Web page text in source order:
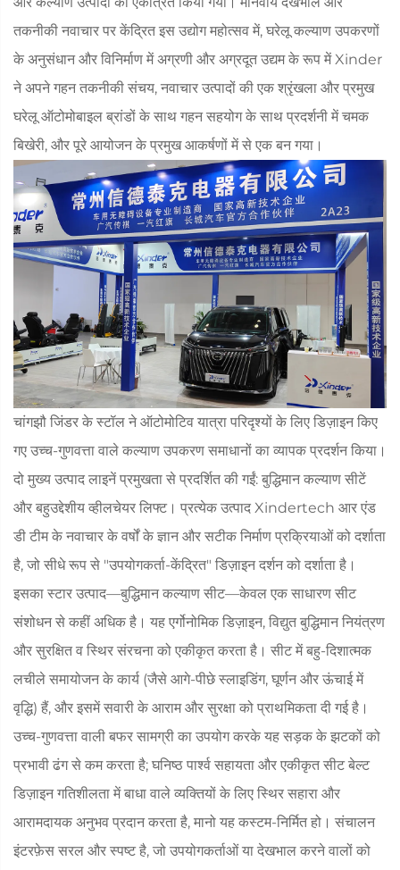
तकनीकी नवाचार पर केंद्रित इस उद्योग महोत्सव में, घरेलू कल्याण उपकरणों
के अनुसंधान और विनिर्माण में अग्रणी और अग्रदूत उद्यम के रूप में Xinder
ने अपने गहन तकनीकी संचय, नवाचार उत्पादों की एक श्रृंखला और प्रमुख
घरेलू ऑटोमोबाइल ब्रांडों के साथ गहन सहयोग के साथ प्रदर्शनी में चमक
बिखेरी, और पूरे आयोजन के प्रमुख आकर्षणों में से एक बन गया।
चांगझौ जिंडर के स्टॉल ने ऑटोमोटिव यात्रा परिदृश्यों के लिए डिज़ाइन किए
गए उच्च-गुणवत्ता वाले कल्याण उपकरण समाधानों का व्यापक प्रदर्शन किया।
दो मुख्य उत्पाद लाइनें प्रमुखता से प्रदर्शित की गईं: बुद्धिमान कल्याण सीटें
और बहुउद्देशीय व्हीलचेयर लिफ्ट। प्रत्येक उत्पाद Xindertech आर एंड
डी टीम के नवाचार के वर्षों के ज्ञान और सटीक निर्माण प्रक्रियाओं को दर्शाता
है, जो सीधे रूप से "उपयोगकर्ता-केंद्रित" डिज़ाइन दर्शन को दर्शाता है।
इसका स्टार उत्पाद—बुद्धिमान कल्याण सीट—केवल एक साधारण सीट
संशोधन से कहीं अधिक है। यह एर्गोनोमिक डिज़ाइन, विद्युत बुद्धिमान नियंत्रण
और सुरक्षित व स्थिर संरचना को एकीकृत करता है। सीट में बहु-दिशात्मक
लचीले समायोजन के कार्य (जैसे आगे-पीछे स्लाइडिंग, घूर्णन और ऊंचाई में
वृद्धि) हैं, और इसमें सवारी के आराम और सुरक्षा को प्राथमिकता दी गई है।
उच्च-गुणवत्ता वाली बफर सामग्री का उपयोग करके यह सड़क के झटकों को
प्रभावी ढंग से कम करता है; घनिष्ठ पार्श्व सहायता और एकीकृत सीट बेल्ट
डिज़ाइन गतिशीलता में बाधा वाले व्यक्तियों के लिए स्थिर सहारा और
आरामदायक अनुभव प्रदान करता है, मानो यह कस्टम-निर्मित हो। संचालन
इंटरफ़ेस सरल और स्पष्ट है, जो उपयोगकर्ताओं या देखभाल करने वालों को